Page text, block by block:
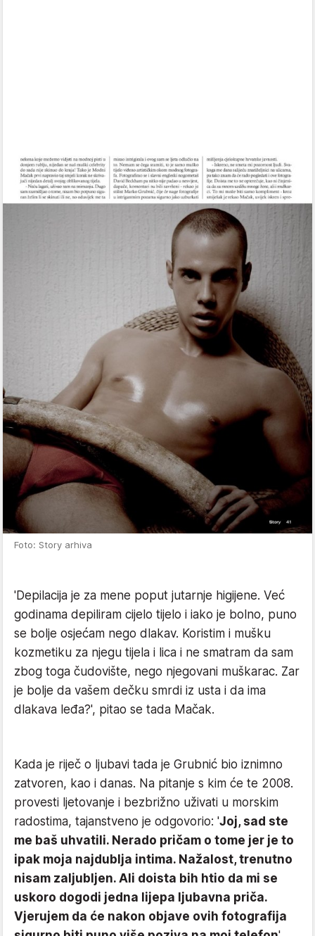
Foto: Story arhiva
'Depilacija je za mene poput jutarnje higijene. Već
godinama depiliram cijelo tijelo i iako je bolno, puno
se bolje osjećam nego dlakav. Koristim i mušku
kozmetiku za njegu tijela i lica i ne smatram da sam
zbog toga čudovište, nego njegovani muškarac. Zar
je bolje da vašem dečku smrdi iz usta i da ima
dlakava leđa?', pitao se tada Mačak.
Kada je riječ o ljubavi tada je Grubnić bio iznimno
zatvoren, kao i danas. Na pitanje s kim će te 2008.
provesti ljetovanje i bezbrižno uživati u morskim
radostima, tajanstveno je odgovorio: 'Joj, sad ste
me baš uhvatili. Nerado pričam o tome jer je to
ipak moja najdublja intima. Nažalost, trenutno
nisam zaljubljen. Ali doista bih htio da mi se
uskoro dogodi jedna lijepa ljubavna priča.
Vjerujem da će nakon objave ovih fotografija